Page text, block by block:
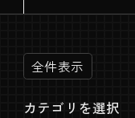
全件表示
カテゴリを選択